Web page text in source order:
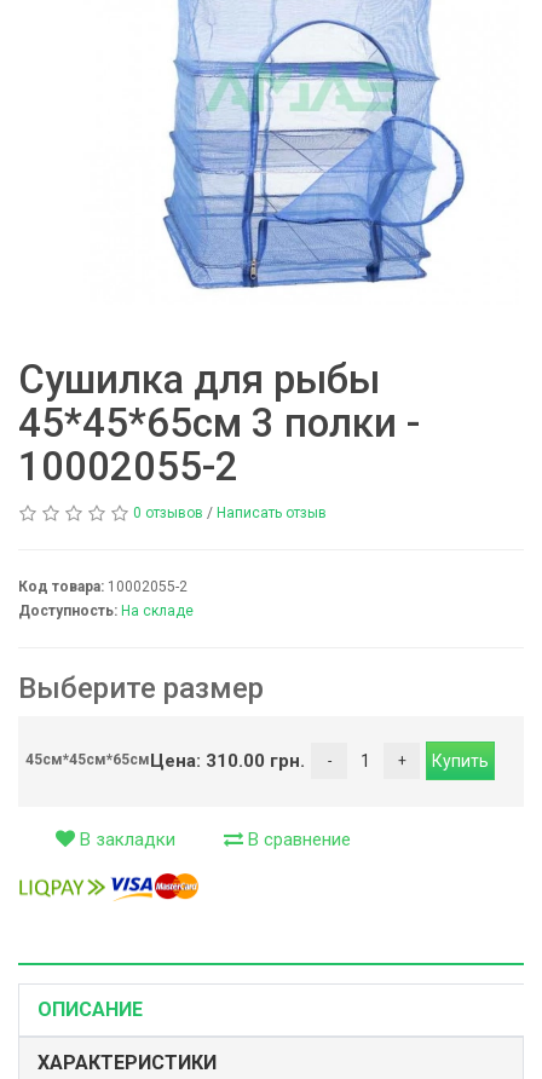
Сушилка для рыбы
45*45*65см 3 полки -
10002055-2
0 отзывов / Написать отзыв
Код товара: 10002055-2
Доступность: На складе
Выберите размер
45см*45см*65см Цена: 310.00 грн.
В закладки В сравнение
ОПИСАНИЕ
ХАРАКТЕРИСТИКИ